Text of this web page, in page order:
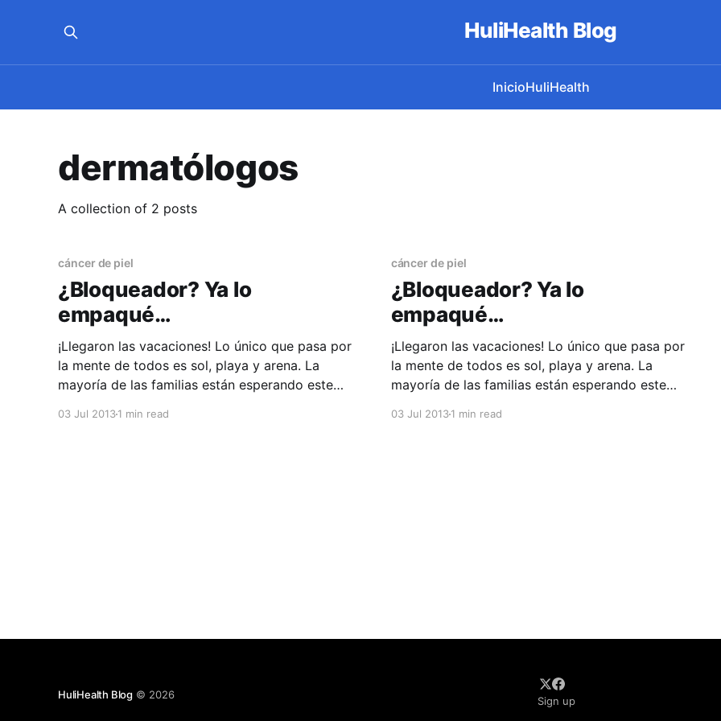
HuliHealth Blog
InicioHuliHealth
dermatólogos
A collection of 2 posts
cáncer de piel
¿Bloqueador? Ya lo
empaqué…
¡Llegaron las vacaciones! Lo único que pasa por
la mente de todos es sol, playa y arena. La
mayoría de las familias están esperando este
03 Jul 20131 min read
cáncer de piel
¿Bloqueador? Ya lo
empaqué…
¡Llegaron las vacaciones! Lo único que pasa por
la mente de todos es sol, playa y arena. La
mayoría de las familias están esperando este
03 Jul 20131 min read
HuliHealth Blog © 2026
Sign up